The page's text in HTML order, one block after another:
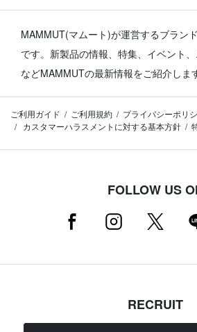
MAMMUT(マムート)が運営するブラン
です。 新製品の情報、特集、イベント
などMAMMUTの最新情報をご紹介しま
ご利用ガイド ご利用規約
プライバシーポリ
カスタマーハラスメントに対する基本方針
FOLLOW US
RECRUIT